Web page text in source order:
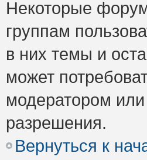
Некоторые
группам
в них темы и
может
модератором
разрешения.
Вернуться к